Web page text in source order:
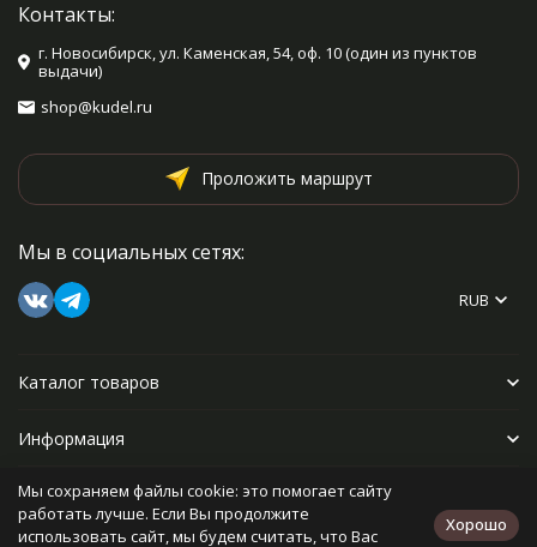
Контакты:
г. Новосибирск, ул. Каменская, 54, оф. 10 (один из пунктов
выдачи)
shop@kudel.ru
Проложить маршрут
Мы в социальных сетях:
RUB
Каталог товаров
Информация
Прочее
Мы сохраняем файлы cookie: это помогает сайту
работать лучше. Если Вы продолжите
использовать сайт, мы будем считать, что Вас
Хорошо